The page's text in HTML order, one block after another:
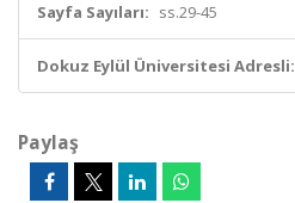
Sayfa Sayıları: ss.29-45
Dokuz Eylül Üniversitesi Adresli:
Paylaş